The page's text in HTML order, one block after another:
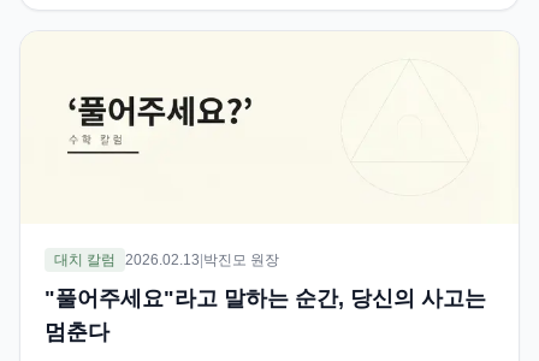
대치 칼럼 2026.02.13 박진모 원장
"풀어주세요"라고 말하는 순간, 당신의 사고는
멈춘다